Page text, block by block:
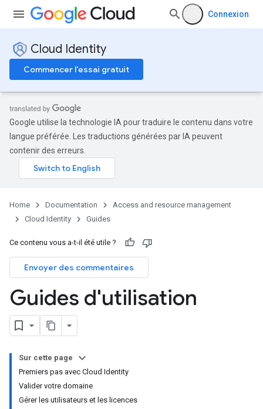
Connexion
Cloud Identity
Commencer l'essai gratuit
Google utilise la technologie IA pour traduire le contenu dans votre
langue préférée. Les traductions générées par IA peuvent
contenir des erreurs.
Home Documentation
Access and resource management
Cloud Identity
Guides
Ce contenu vous a-t-il été utile ?
Envoyer des commentaires
Guides d'utilisation
Sur cette page
Premiers pas avec Cloud Identity
Valider votre domaine
Gérer les utilisateurs et les licences